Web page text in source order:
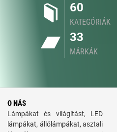
60
KATEGÓRIÁK
33
MÁRKÁK
O NÁS
Lámpákat és világítást, LED
lámpákat, állólámpákat, asztali